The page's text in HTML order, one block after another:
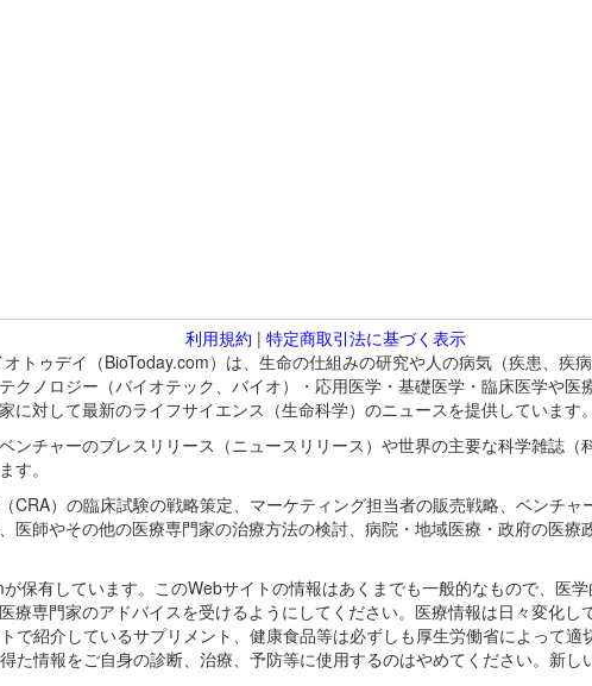
利用規約 | 特定商取引法に基づく表示
トゥデイ（BioToday.com）は、生命の仕組みの研究や人の病気（疾患、疾
クノロジー（バイオテック、バイオ）・応用医学・基礎医学・臨床医学や医
対して最新のライフサイエンス（生命科学）のニュースを提供しています。
ンチャーのプレスリリース（ニュースリリース）や世界の主要な科学雑誌
す。
CRA）の臨床試験の戦略策定、マーケティング担当者の販売戦略、ベンチャ
医師やその他の医療専門家の治療方法の検討、病院・地域医療・政府の医
保有しています。このWebサイトの情報はあくまでも一般的なもので、医
療専門家のアドバイスを受けるようにしてください。医療情報は日々変化
で紹介しているサプリメント、健康食品等は必ずしも厚生労働省によって
た情報をご自身の診断、治療、予防等に使用するのはやめてください。新